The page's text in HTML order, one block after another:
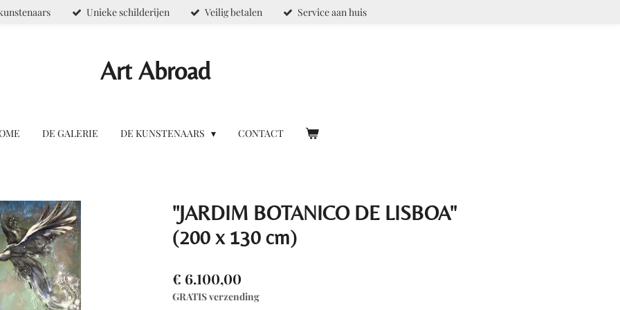
Unieke schilderijen Veilig betalen Service aan huis
Art Abroad
DE GALERIE DE KUNSTENAARS CONTACT
''JARDIM BOTANICO DE LISBOA"
(200 x 130 cm)
€ 6.100,00
GRATIS verzending